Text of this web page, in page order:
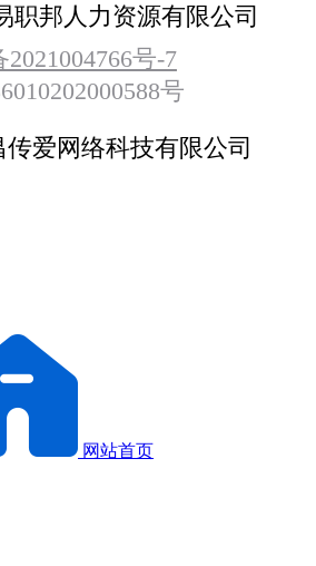
职邦人力资源有限公司
2021004766号-7
号
传爱网络科技有限公司
网站首页